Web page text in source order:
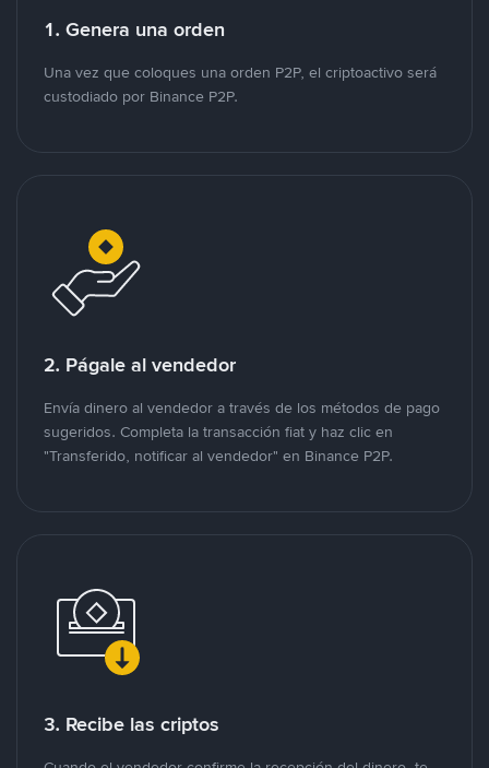
1. Genera una orden
Una vez que coloques una orden P2P, el criptoactivo será
custodiado por Binance P2P.
2. Págale al vendedor
Envía dinero al vendedor a través de los métodos de pago
sugeridos. Completa la transacción fiat y haz clic en
"Transferido, notificar al vendedor" en Binance P2P.
3. Recibe las criptos